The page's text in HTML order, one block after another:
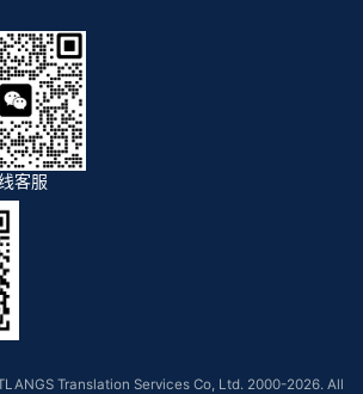
客服
Translation Services Co, Ltd. 2000-2026. All